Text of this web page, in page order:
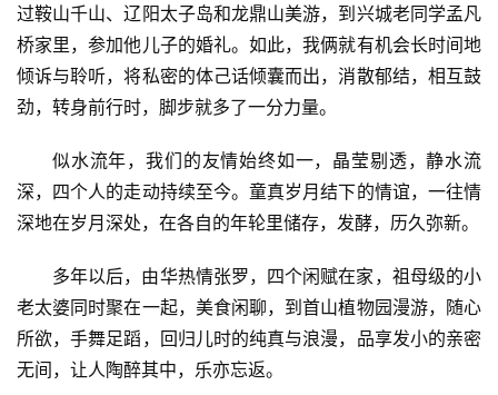
过鞍山千山、辽阳太子岛和龙鼎山美游，到兴城老同学孟凡
桥家里，参加他儿子的婚礼。如此，我俩就有机会长时间地
倾诉与聆听，将私密的体己话倾囊而出，消散郁结，相互鼓
劲，转身前行时，脚步就多了一分力量。
似水流年，我们的友情始终如一，晶莹剔透，静水流
深，四个人的走动持续至今。童真岁月结下的情谊，一往情
深地在岁月深处，在各自的年轮里储存，发酵，历久弥新。
多年以后，由华热情张罗，四个闲赋在家，祖母级的小
老太婆同时聚在一起，美食闲聊，到首山植物园漫游，随心
所欲，手舞足蹈，回归儿时的纯真与浪漫，品享发小的亲密
无间，让人陶醉其中，乐亦忘返。